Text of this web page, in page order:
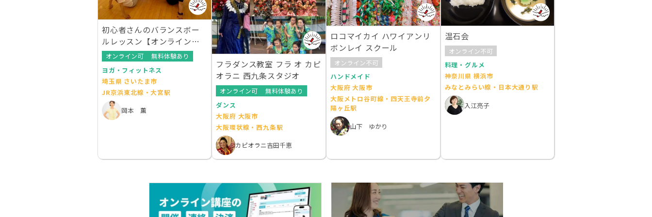
初心者さんのバランスボー
ルレッスン【オンラインレ
ッスンあり】
オンライン可
無料体験あり
ヨガ・フィットネス
埼玉県 さいたま市
JR京浜東北線・大宮駅
岡本 薫
フラダンス教室 フラ オ カピ
オラニ 西九条スタジオ
オンライン可
無料体験あり
ダンス
大阪府 大阪市
大阪環状線・西九条駅
カピオラニ吉田千恵
ロコマイカイ ハワイアンリ
ボンレイ スクール
オンライン不可
ハンドメイド
大阪府 大阪市
大阪メトロ谷町線・四天王寺前夕
陽ヶ丘駅
山下 ゆかり
温石会
オンライン不可
料理・グルメ
神奈川県 横浜市
みなとみらい線・日本大通り駅
入江亮子